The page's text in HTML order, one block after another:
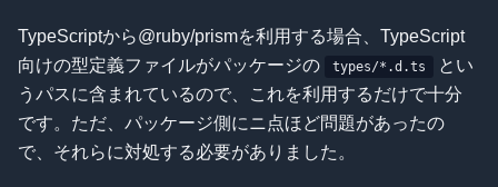
TypeScriptから@ruby/prismを利用する場合、TypeScript
向けの型定義ファイルがパッケージの
types/*.d.ts
とい
うパスに含まれているので、これを利用するだけで十分
です。ただ、パッケージ側にニ点ほど問題があったの
で、それらに対処する必要がありました。